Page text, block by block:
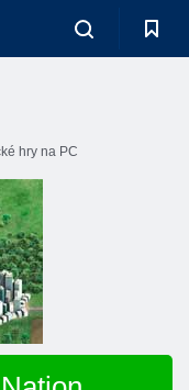
hry na PC